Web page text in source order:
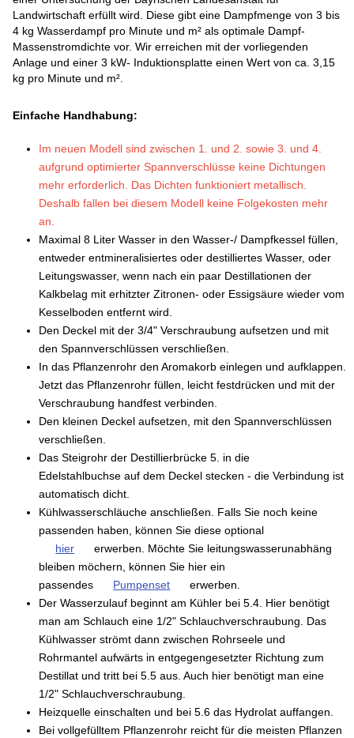
Landwirtschaft erfüllt wird. Diese gibt eine Dampfmenge von 3 bis
4 kg Wasserdampf pro Minute und m² als optimale Dampf-
Massenstromdichte vor. Wir erreichen mit der vorliegenden
Anlage und einer 3 kW- Induktionsplatte einen Wert von ca. 3,15
kg pro Minute und m².
Einfache Handhabung:
Im neuen Modell sind zwischen 1. und 2. sowie 3. und 4.
aufgrund optimierter Spannverschlüsse keine Dichtungen
mehr erforderlich. Das Dichten funktioniert metallisch.
Deshalb fallen bei diesem Modell keine Folgekosten mehr
an.
Maximal 8 Liter Wasser in den Wasser-/ Dampfkessel füllen,
entweder entmineralisiertes oder destilliertes Wasser, oder
Leitungswasser, wenn nach ein paar Destillationen der
Kalkbelag mit erhitzter Zitronen- oder Essigsäure wieder vom
Kesselboden entfernt wird.
Den Deckel mit der 3/4" Verschraubung aufsetzen und mit
den Spannverschlüssen verschließen.
In das Pflanzenrohr den Aromakorb einlegen und aufklappen.
Jetzt das Pflanzenrohr füllen, leicht festdrücken und mit der
Verschraubung handfest verbinden.
Den kleinen Deckel aufsetzen, mit den Spannverschlüssen
verschließen.
Das Steigrohr der Destillierbrücke 5. in die
Edelstahlbuchse auf dem Deckel stecken - die Verbindung ist
automatisch dicht.
Kühlwasserschläuche anschließen. Falls Sie noch keine
passenden haben, können Sie diese optional
hier
erwerben. Möchte Sie leitungswasserunabhäng
bleiben möchern, können Sie hier ein
passendes
Pumpenset
erwerben.
Der Wasserzulauf beginnt am Kühler bei 5.4. Hier benötigt
man am Schlauch eine 1/2" Schlauchverschraubung. Das
Kühlwasser strömt dann zwischen Rohrseele und
Rohrmantel aufwärts in entgegengesetzter Richtung zum
Destillat und tritt bei 5.5 aus. Auch hier benötigt man eine
1/2" Schlauchverschraubung.
Heizquelle einschalten und bei 5.6 das Hydrolat auffangen.
Bei vollgefülltem Pflanzenrohr reicht für die meisten Pflanzen